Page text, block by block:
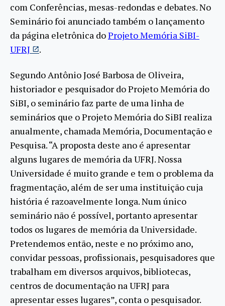
com Conferências, mesas-redondas e debates. No
Seminário foi anunciado também o lançamento
da página eletrônica doProjeto Memória SiBI-
UFRJ
.
Segundo Antônio José Barbosa de Oliveira,
historiador e pesquisador do Projeto Memória do
SiBI, o seminário faz parte de uma linha de
seminários que o Projeto Memória do SiBI realiza
anualmente, chamada Memória, Documentação e
Pesquisa. “A proposta deste ano é apresentar
alguns lugares de memória da UFRJ. Nossa
Universidade é muito grande e tem o problema da
fragmentação, além de ser uma instituição cuja
história é razoavelmente longa. Num único
seminário não é possível, portanto apresentar
todos os lugares de memória da Universidade.
Pretendemos então, neste e no próximo ano,
convidar pessoas, profissionais, pesquisadores que
trabalham em diversos arquivos, bibliotecas,
centros de documentação na UFRJ para
apresentar esses lugares”, conta o pesquisador.